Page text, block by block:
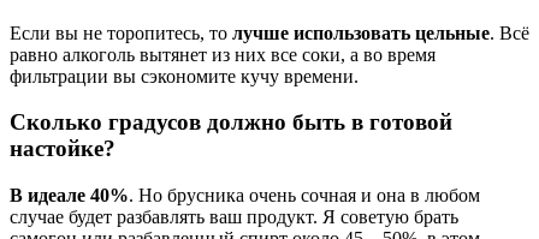
Если вы не торопитесь, то лучше использовать цельные. Всё
равно алкоголь вытянет из них все соки, а во время
фильтрации вы сэкономите кучу времени.
Сколько градусов должно быть в готовой
настойке?
В идеале 40%. Но брусника очень сочная и она в любом
случае будет разбавлять ваш продукт. Я советую брать